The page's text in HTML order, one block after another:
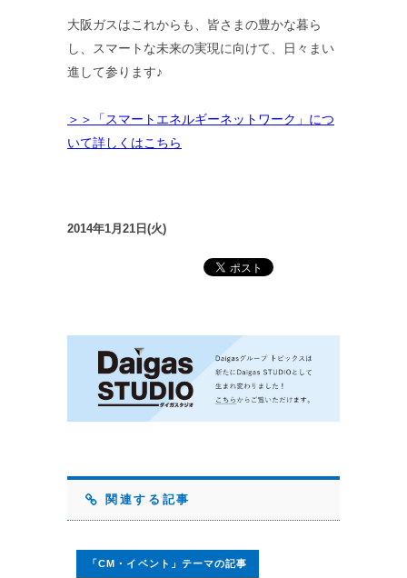
大阪ガスはこれからも、皆さまの豊かな暮ら
し、スマートな未来の実現に向けて、日々まい
進して参ります♪
＞＞「スマートエネルギーネットワーク」につ
いて詳しくはこちら
2014年1月21日(火)
関連する記事
「CM・イベント」テーマの記事